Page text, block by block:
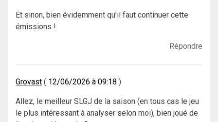
Et sinon, bien évidemment qu’il faut continuer cette
émissions !
Répondre
Grovast 12/06/2026 à 09:18
Allez, le meilleur SLGJ de la saison (en tous cas le jeu
le plus intéressant à analyser selon moi), bien joué de